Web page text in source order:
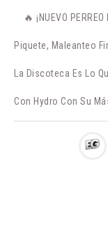
🔥 ¡NUEVO
Piquete, Maleanteo
La Discoteca Es Lo
Con Hydro Con Su